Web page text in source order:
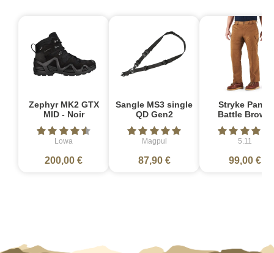
Zephyr MK2 GTX
MID - Noir
Lowa
200,00 €
Sangle MS3 single
QD Gen2
Magpul
87,90 €
Stryke Pant -
Battle Brown
5.11
99,00 €